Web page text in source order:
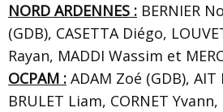
NORD ARDENNES : BERNIER
(GDB), CASETTA Diégo,
Rayan, MADDI Wassim et
OCPAM : ADAM Zoé (GDB),
BRULET Liam, CORNET Yvann,